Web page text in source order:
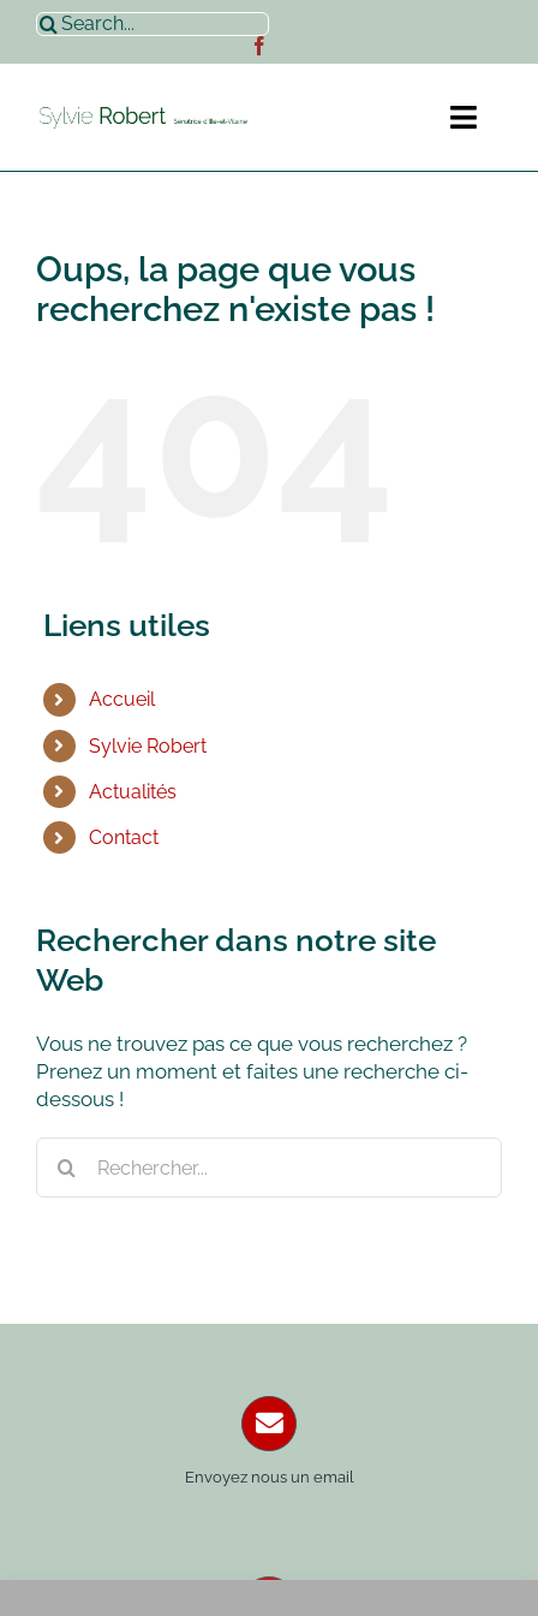
Passer
contenu
Rechercher:
Sylvie Robert
Oups, la page que vous
recherchez n'existe pas !
Liens utiles
Accueil
Sylvie Robert
Actualités
Contact
Rechercher dans notre site
Web
Vous ne trouvez pas ce que vous recherchez ?
Prenez un moment et faites une recherche ci-
dessous !
Envoyez nous un email